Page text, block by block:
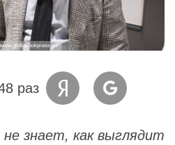
раз
не знает, как выглядит